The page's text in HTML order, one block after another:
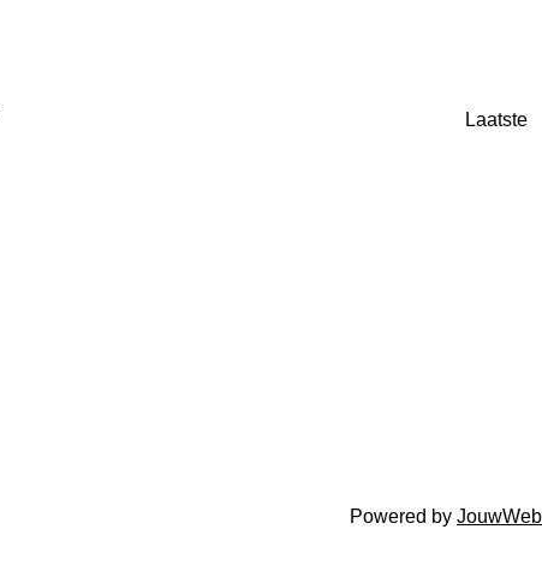
Laatste
Powered by JouwWeb